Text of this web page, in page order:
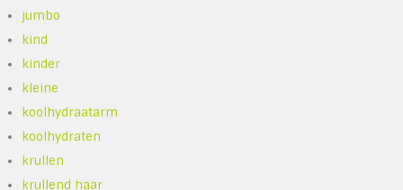
jumbo
kind
kinder
kleine
koolhydraatarm
koolhydraten
krullen
krullend haar